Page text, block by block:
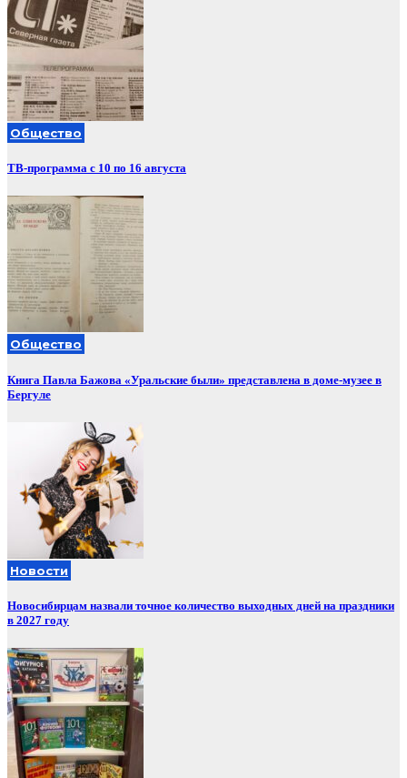
Общество
ТВ-программа с 10 по 16 августа
Общество
Книга Павла Бажова «Уральские были» представлена в доме-музее в
Бергуле
Новости
Новосибирцам назвали точное количество выходных дней на праздники
в 2027 году